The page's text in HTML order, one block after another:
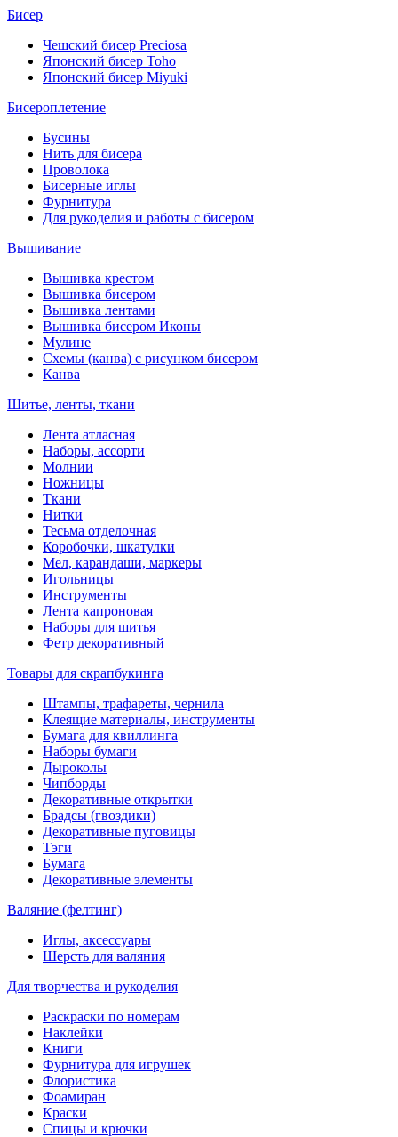
Бисер
Чешский бисер Preciosa
Японский бисер Toho
Японский бисер Miyuki
Бисероплетение
Бусины
Нить для бисера
Проволока
Бисерные иглы
Фурнитура
Для рукоделия и работы с бисером
Вышивание
Вышивка крестом
Вышивка бисером
Вышивка лентами
Вышивка бисером Иконы
Мулине
Схемы (канва) с рисунком бисером
Канва
Шитье, ленты, ткани
Лента атласная
Наборы, ассорти
Молнии
Ножницы
Ткани
Нитки
Тесьма отделочная
Коробочки, шкатулки
Мел, карандаши, маркеры
Игольницы
Инструменты
Лента капроновая
Наборы для шитья
Фетр декоративный
Товары для скрапбукинга
Штампы, трафареты, чернила
Клеящие материалы, инструменты
Бумага для квиллинга
Наборы бумаги
Дыроколы
Чипборды
Декоративные открытки
Брадсы (гвоздики)
Декоративные пуговицы
Тэги
Бумага
Декоративные элементы
Валяние (фелтинг)
Иглы, аксессуары
Шерсть для валяния
Для творчества и рукоделия
Раскраски по номерам
Наклейки
Книги
Фурнитура для игрушек
Флористика
Фоамиран
Краски
Спицы и крючки